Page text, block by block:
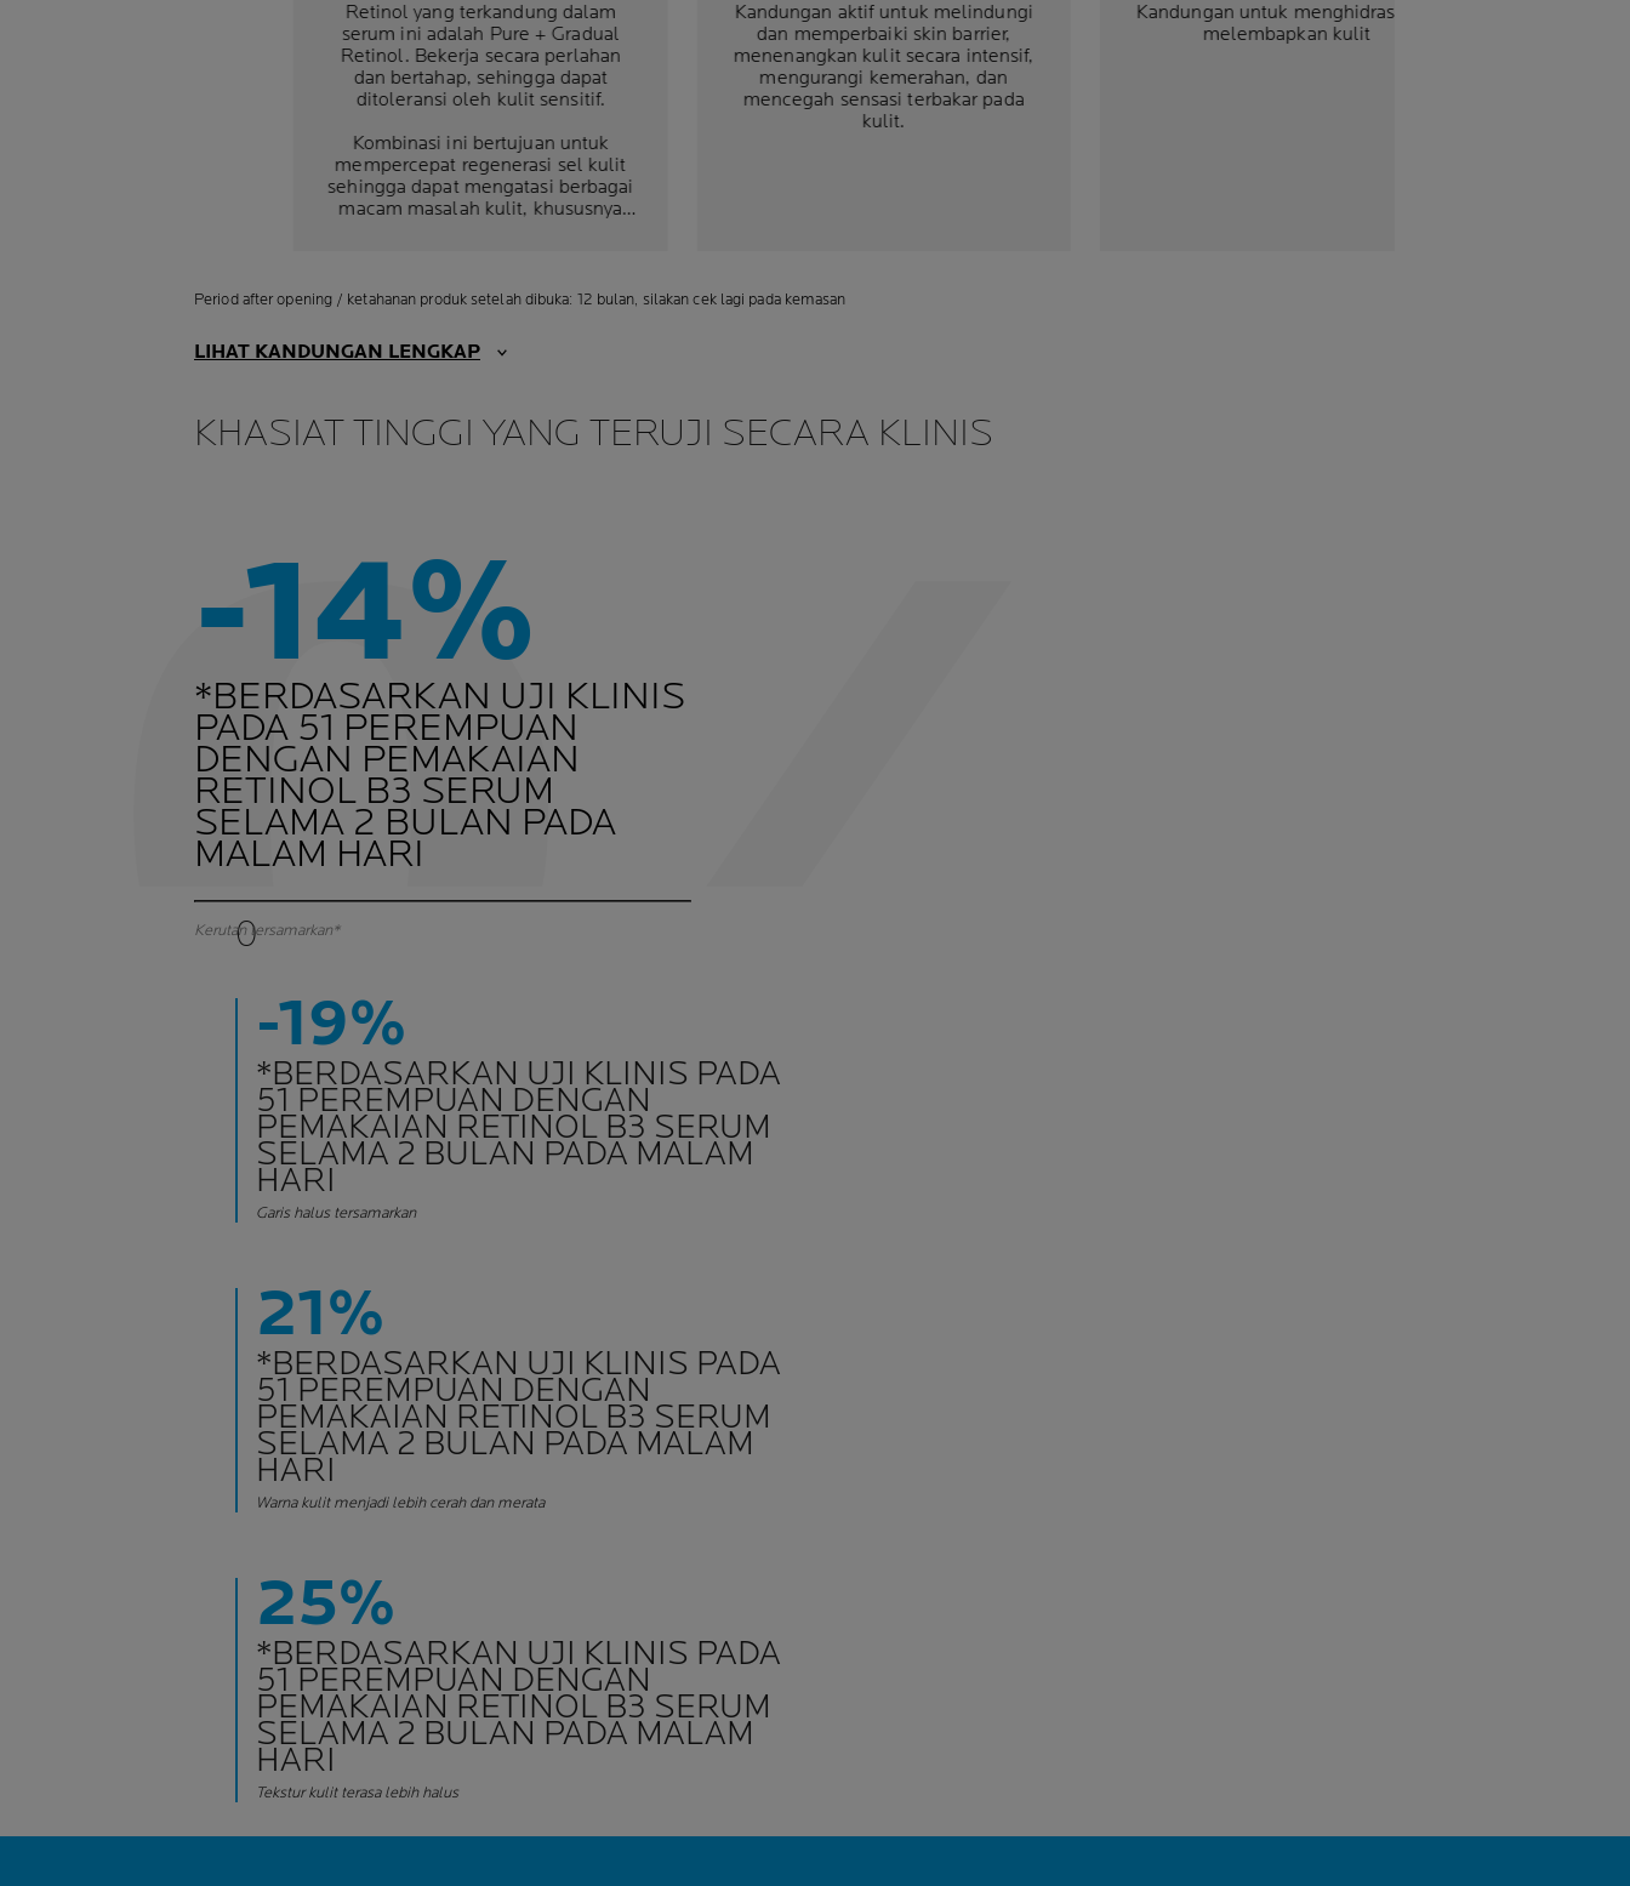
Retinol yang terkandung dalam
serum ini adalah Pure + Gradual
Retinol. Bekerja secara perlahan
dan bertahap, sehingga dapat
ditoleransi oleh kulit sensitif.
Kombinasi ini bertujuan untuk
mempercepat regenerasi sel kulit
sehingga dapat mengatasi berbagai
macam masalah kulit, khususnya
Kandungan aktif untuk melindungi
dan memperbaiki skin barrier,
menenangkan kulit secara intensif,
mengurangi kemerahan, dan
mencegah sensasi terbakar pada
kulit.
Kandungan untuk menghidrasi dan
melembapkan kulit
Period after opening / ketahanan produk setelah dibuka: 12 bulan, silakan cek lagi pada kemasan
LIHAT KANDUNGAN LENGKAP
KHASIAT TINGGI YANG TERUJI SECARA KLINIS
-14%
*BERDASARKAN UJI KLINIS
PADA 51 PEREMPUAN
DENGAN PEMAKAIAN
RETINOL B3 SERUM
SELAMA 2 BULAN PADA
MALAM HARI
Kerutan tersamarkan*
0
-19%
*BERDASARKAN UJI KLINIS PADA
51 PEREMPUAN DENGAN
PEMAKAIAN RETINOL B3 SERUM
SELAMA 2 BULAN PADA MALAM
HARI
Garis halus tersamarkan
21%
*BERDASARKAN UJI KLINIS PADA
51 PEREMPUAN DENGAN
PEMAKAIAN RETINOL B3 SERUM
SELAMA 2 BULAN PADA MALAM
HARI
Warna kulit menjadi lebih cerah dan merata
25%
*BERDASARKAN UJI KLINIS PADA
51 PEREMPUAN DENGAN
PEMAKAIAN RETINOL B3 SERUM
SELAMA 2 BULAN PADA MALAM
HARI
Tekstur kulit terasa lebih halus